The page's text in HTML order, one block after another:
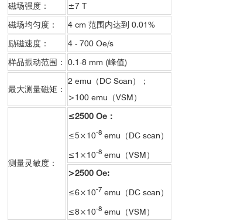
磁场强度：
±7 T
磁场均匀度：
4 cm 范围内达到 0.01%
励磁速度：
4 - 700 Oe/s
样品振动范围：
0.1-8 mm (峰值)
最大测量磁矩：
2 emu（DC Scan）；
>100 emu（VSM）
测量灵敏度：
≤2500 Oe：
≤5×10-8 emu（DC scan）
≤1×10-8 emu（VSM）
>2500 Oe:
≤6×10-7 emu（DC scan）
≤8×10-8 emu（VSM）